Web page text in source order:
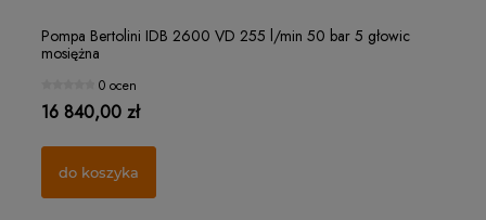
Pompa Bertolini IDB 2600 VD 255 l/min 50 bar 5 głowic
mosiężna
0 ocen
16 840,00 zł
do koszyka
Filterek rozpylacza "czapeczka" Ø15 MESH 32
1 ocena
1,25 zł
do koszyka